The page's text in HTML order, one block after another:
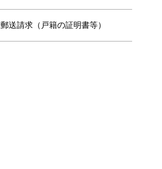
郵送請求（戸籍の証明書等）